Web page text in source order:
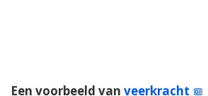
Een voorbeeld van veerkracht